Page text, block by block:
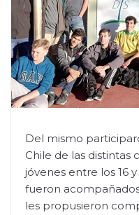
Del mismo
Chile de las distintas
jóvenes entre los 16
fueron
les propusieron